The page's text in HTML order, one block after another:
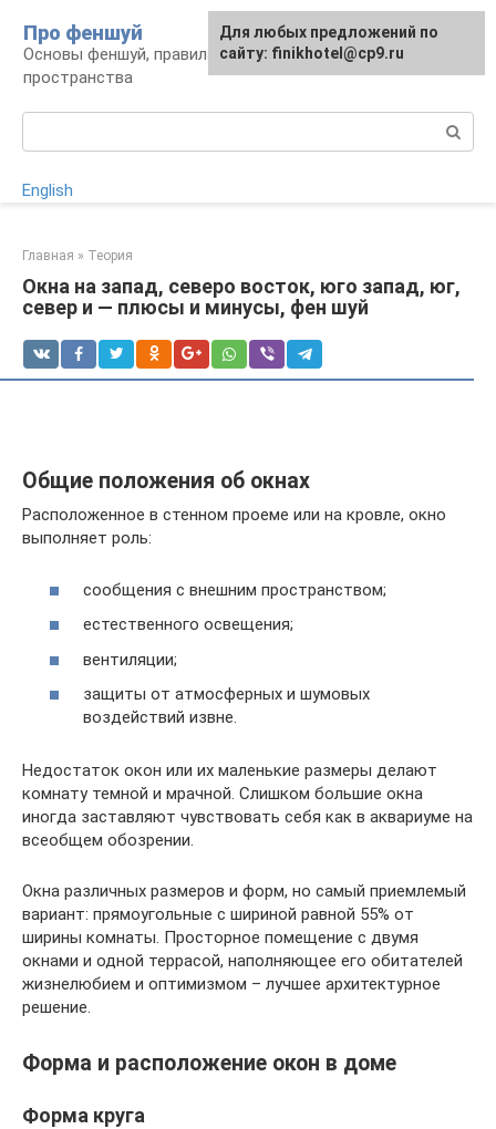
контенту
Про феншуй
Основы феншуй, правила организации
пространства
English
Главная » Теория
Окна на запад, северо восток, юго запад, юг,
север и — плюсы и минусы, фен шуй
Общие положения об окнах
Расположенное в стенном проеме или на кровле, окно
выполняет роль:
сообщения с внешним пространством;
естественного освещения;
вентиляции;
защиты от атмосферных и шумовых
воздействий извне.
Недостаток окон или их маленькие размеры делают
комнату темной и мрачной. Слишком большие окна
иногда заставляют чувствовать себя как в аквариуме на
всеобщем обозрении.
Окна различных размеров и форм, но самый приемлемый
вариант: прямоугольные с шириной равной 55% от
ширины комнаты. Просторное помещение с двумя
окнами и одной террасой, наполняющее его обитателей
жизнелюбием и оптимизмом – лучшее архитектурное
решение.
Форма и расположение окон в доме
Форма круга
Для любых предложений по
сайту: finikhotel@cp9.ru